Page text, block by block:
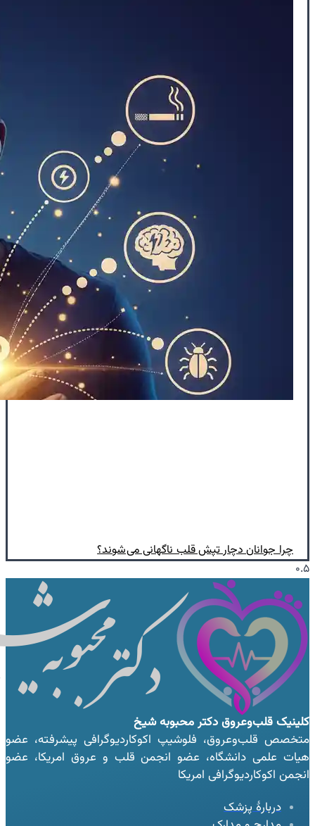
چرا جوانان دچار تپش قلب ناگهانی می‌شوند؟
کلینیک قلب‌وعروقدکتر محبوبه شیخ
متخصص قلب‌وعروق، فلوشیپ اکوکاردیوگرافی پیشرفته، عضو
هیات علمی دانشگاه، عضو انجمن قلب و عروق امریکا، عضو
انجمن اکوکاردیوگرافی امریکا
دربارهٔ پزشک